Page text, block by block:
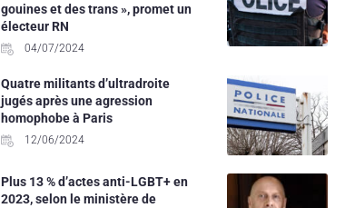
gouines et des trans », promet un
électeur RN
04/07/2024
Quatre militants d’ultradroite
jugés après une agression
homophobe à Paris
12/06/2024
Plus 13 % d’actes anti-LGBT+ en
2023, selon le ministère de